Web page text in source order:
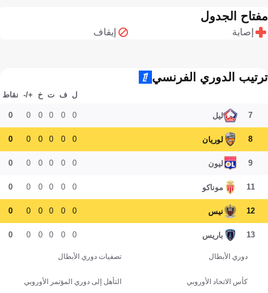
مفتاح الجدول
إصابة إيقاف
ترتيب الدوري الفرنسي
ل ف ت خ +/- نقاط
7 ليل 0
0
0
0
0
0
8 لوريان 0
0
0
0
0
0
9 ليون 0
0
0
0
0
0
11 موناكو 0
0
0
0
0
0
12 نيس 0
0
0
0
0
0
13 باريس 0
0
0
0
0
0
دوري الأبطال تصفيات دوري الأبطال
كأس الاتحاد الأوروبي التأهل إلى دوري المؤتمر الأوروبي